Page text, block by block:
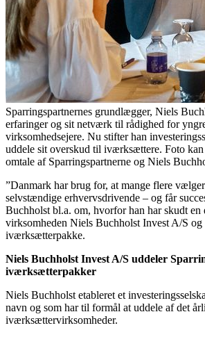
Sparringspartnernes grundlægger, Niels
erfaringer og sit netværk til rådighed for
virksomhedsejere. Nu stifter han
uddele sit overskud til iværksættere. Foto
omtale af Sparringspartnerne og Niels
”Danmark har brug for, at mange flere
selvstændige erhvervsdrivende – og får
Buchholst bl.a. om, hvorfor han har skudt
virksomheden Niels Buchholst Invest A/S og
iværksætterpakke.
Niels Buchholst Invest A/S uddeler
iværksætterpakker
Niels Buchholst etableret et
navn og som har til formål at uddele af det
iværksættervirksomheder.